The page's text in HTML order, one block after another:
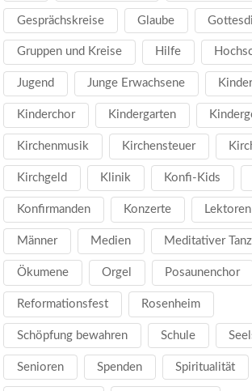
Gesprächskreise Glaube
Gruppen und Kreise Hilfe
Jugend Junge Erwachsene
Kinderchor Kindergarten
Kirchenmusik Kirchensteuer
Kirchgeld Klinik Konfi-Kids
Konfirmanden Konzerte Lektoren
Männer Medien Meditativer Tanz
Ökumene Orgel Posaunenchor
Reformationsfest Rosenheim
Schöpfung bewahren Schule
Senioren Spenden Spiritualität